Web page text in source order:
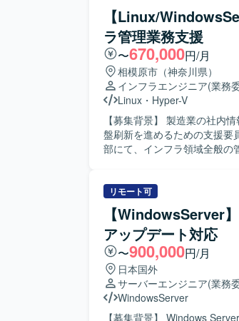
プロジェクトにおけるシス
行っていただきます。
などのミドルウェアを含め
活用し、サーバ構築や設定作業の
像】 主体的に課題を発見し
す。 チームリーダーとして
を推進できる方を歓迎いた
く、新しい技術や仕組みの導入
ョンの魅力】 大規模な顧客
からOS、ミドルウェア、運
として、設計・構築だけでな
WindowsServer(Ver2016)の
す。 Web系ミドルウェアと
利用しております。 監視に
ィ対策を行っております。
管理や自動化の一部でAnsible
【Linux/
ラ管理業務支援
〜670,000円/月
相模原市（神奈川県）
インフラエンジニア(業務
Linux ・ Hyper-V
【募集背景】 製造業の社内
盤刷新を進めるための支援要員を募集しております
部にて、インフラ領域全般の
含むネットワークの構築お
などのネットワーク設計を
築を行っていただきます。
す。 DNS/DHCP/ファイルサ
ウォール、アクセス制御、
ます。 ベンダーコントロー
ます。 社内SEチームのメンバー管
インフラ全般に幅広く携わ
構築まで主体的に推進いた
リモート可
【WindowsServer
アップデート対応
〜900,000円/月
日本国外
サーバーエンジニア(業務
WindowsServer
【募集背景】 Windows